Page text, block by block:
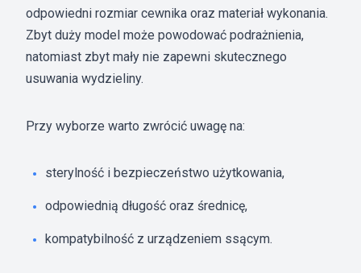
odpowiedni rozmiar cewnika oraz materiał wykonania.
Zbyt duży model może powodować podrażnienia,
natomiast zbyt mały nie zapewni skutecznego
usuwania wydzieliny.
Przy wyborze warto zwrócić uwagę na:
sterylność i bezpieczeństwo użytkowania,
odpowiednią długość oraz średnicę,
kompatybilność z urządzeniem ssącym.